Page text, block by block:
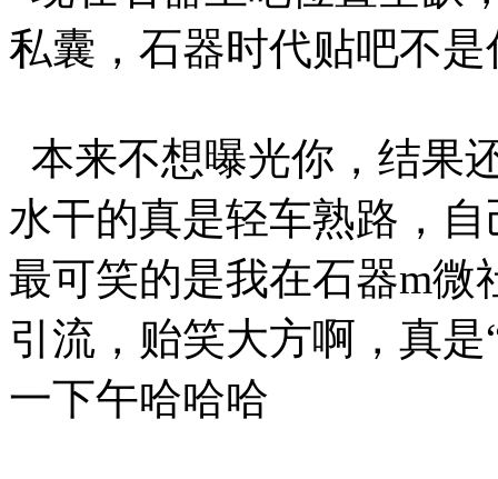
私囊，石器时代贴吧不
本来不想曝光你，结果
水干的真是轻车熟路，
最可笑的是我在石器m微
引流，贻笑大方啊，真
一下午哈哈哈